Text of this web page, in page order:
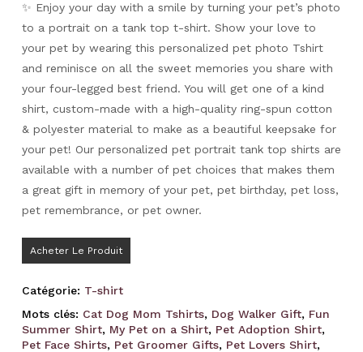
✨ Enjoy your day with a smile by turning your pet’s photo
to a portrait on a tank top t-shirt. Show your love to
your pet by wearing this personalized pet photo Tshirt
and reminisce on all the sweet memories you share with
your four-legged best friend. You will get one of a kind
shirt, custom-made with a high-quality ring-spun cotton
& polyester material to make as a beautiful keepsake for
your pet! Our personalized pet portrait tank top shirts are
available with a number of pet choices that makes them
a great gift in memory of your pet, pet birthday, pet loss,
pet remembrance, or pet owner.
Acheter Le Produit
Catégorie: T-shirt
Mots clés: Cat Dog Mom Tshirts, Dog Walker Gift, Fun
Summer Shirt, My Pet on a Shirt, Pet Adoption Shirt,
Pet Face Shirts, Pet Groomer Gifts, Pet Lovers Shirt,